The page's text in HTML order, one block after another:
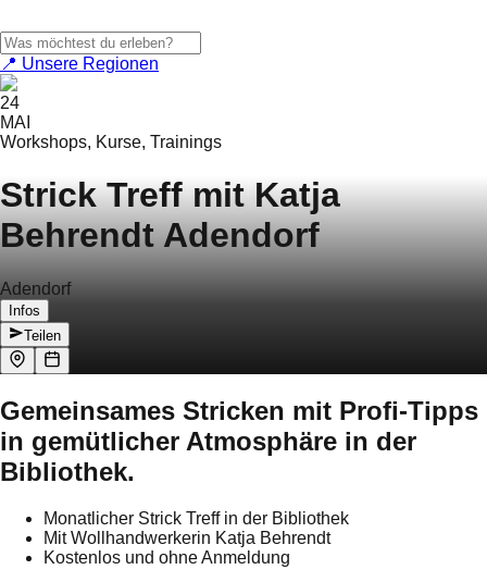
📍 Unsere Regionen
24
MAI
Workshops, Kurse, Trainings
Strick Treff mit Katja
Behrendt Adendorf
Adendorf
Infos
Teilen
Gemeinsames Stricken mit Profi-Tipps
in gemütlicher Atmosphäre in der
Bibliothek.
Monatlicher Strick Treff in der Bibliothek
Mit Wollhandwerkerin Katja Behrendt
Kostenlos und ohne Anmeldung